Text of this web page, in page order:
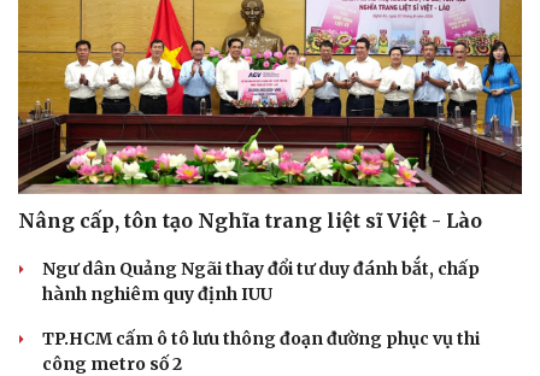
Cải chính
Nâng cấp, tôn tạo Nghĩa trang liệt sĩ Việt - Lào
Ngư dân Quảng Ngãi thay đổi tư duy đánh bắt, chấp
hành nghiêm quy định IUU
TP.HCM cấm ô tô lưu thông đoạn đường phục vụ thi
công metro số 2